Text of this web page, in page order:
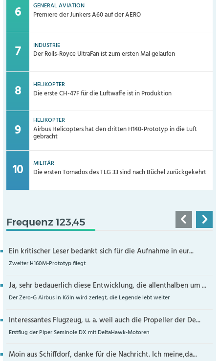
GENERAL AVIATION
Premiere der Junkers A60 auf der AERO
INDUSTRIE
Der Rolls-Royce UltraFan ist zum ersten Mal gelaufen
HELIKOPTER
Die erste CH-47F für die Luftwaffe ist in Produktion
HELIKOPTER
Airbus Helicopters hat den dritten H140-Prototyp in die Luft
gebracht
MILITÄR
Die ersten Tornados des TLG 33 sind nach Büchel zurückgekehrt
Frequenz 123,45
Ein kritischer Leser bedankt sich für die Aufnahme in eur...
Zweiter H160M-Prototyp fliegt
Ja, sehr bedauerlich diese Entwicklung, die allenthalben um ...
Der Zero-G Airbus in Köln wird zerlegt, die Legende lebt weiter
Interessantes Flugzeug, u. a. weil auch die Propeller der De...
Erstflug der Piper Seminole DX mit DeltaHawk-Motoren
Moin aus Schiffdorf, danke für die Nachricht. Ich meine,da...